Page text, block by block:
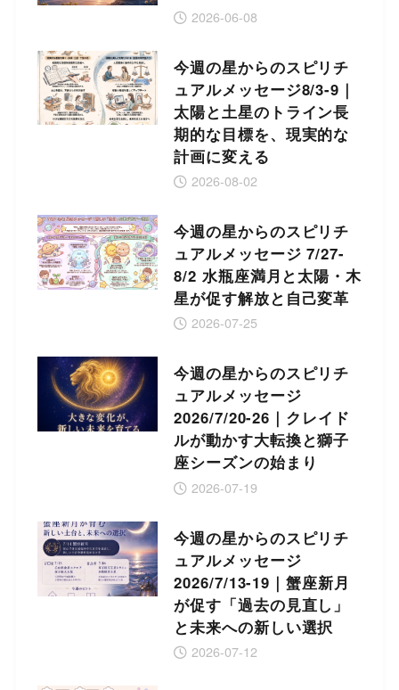
2026-06-08
今週の星からのスピリチ
ュアルメッセージ8/3-9｜
太陽と土星のトライン長
期的な目標を、現実的な
計画に変える
2026-08-02
今週の星からのスピリチ
ュアルメッセージ 7/27-
8/2 水瓶座満月と太陽・木
星が促す解放と自己変革
2026-07-25
今週の星からのスピリチ
ュアルメッセージ
2026/7/20-26｜クレイド
ルが動かす大転換と獅子
座シーズンの始まり
2026-07-19
今週の星からのスピリチ
ュアルメッセージ
2026/7/13-19｜蟹座新月
が促す「過去の見直し」
と未来への新しい選択
2026-07-12